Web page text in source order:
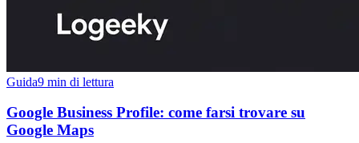
Guida9 min di lettura
Google Business Profile: come farsi trovare su
Google Maps